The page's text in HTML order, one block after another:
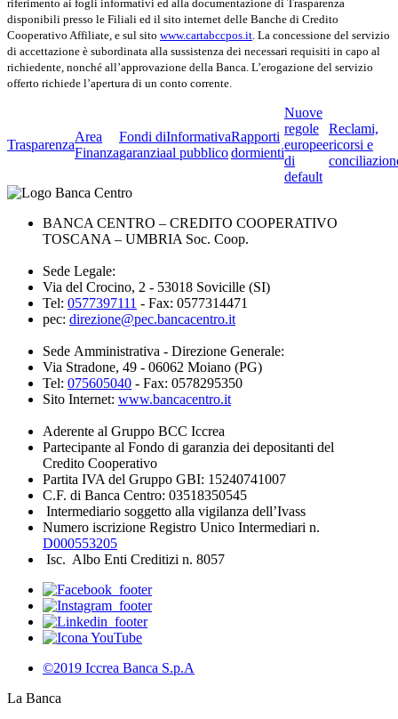
riferimento ai fogli informativi ed alla documentazione di Trasparenza
disponibili presso le Filiali ed il sito internet delle Banche di Credito
Cooperativo Affiliate, e sul sito www.cartabccpos.it . La concessione del servizio
di accettazione è subordinata alla sussistenza dei necessari requisiti in capo al
richiedente, nonché all’approvazione della Banca. L’erogazione del servizio
offerto richiede l’apertura di un conto corrente.
Trasparenza
Area
Finanza
Fondi di
garanzia
Informativa
al pubblico
Rapporti
dormienti
Nuove
regole
europee
di
default
Reclami,
ricorsi e
BANCA CENTRO – CREDITO COOPERATIVO
TOSCANA – UMBRIA Soc. Coop.
Sede Legale:
Via del Crocino, 2 - 53018 Sovicille (SI)
Tel: 0577397111 - Fax: 0577314471
pec: direzione@pec.bancacentro.it
Sede Amministrativa - Direzione Generale:
Via Stradone, 49 - 06062 Moiano (PG)
Tel: 075605040 - Fax: 0578295350
Sito Internet: www.bancacentro.it
Aderente al Gruppo BCC Iccrea
Partecipante al Fondo di garanzia dei depositanti del
Credito Cooperativo
Partita IVA del Gruppo GBI: 15240741007
C.F. di Banca Centro: 03518350545
Intermediario soggetto alla vigilanza dell’Ivass
Numero iscrizione Registro Unico Intermediari n.
D000553205
Isc. Albo Enti Creditizi n. 8057
©2019 Iccrea Banca S.p.A
La Banca